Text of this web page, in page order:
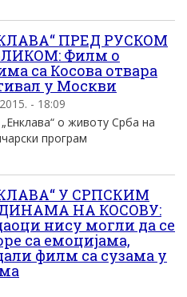
ПРЕД РУСКОМ
Филм о
са Косова отвара
у Москви
- 18:09
о животу Срба на
програм
У СРПСКИМ
НА КОСОВУ:
нису могли да се
са емоцијама,
филм са сузама у